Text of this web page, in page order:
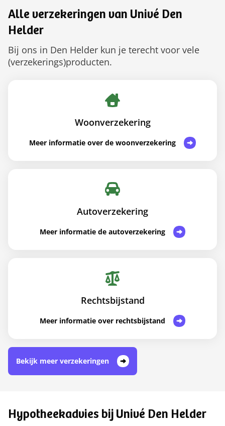
Alle verzekeringen van Univé Den
Helder
Bij ons in Den Helder kun je terecht voor vele
(verzekerings)producten.
Woonverzekering
Meer informatie over de woonverzekering
Autoverzekering
Meer informatie de autoverzekering
Rechtsbijstand
Meer informatie over rechtsbijstand
Bekijk meer verzekeringen
Hypotheekadvies bij Univé Den Helder